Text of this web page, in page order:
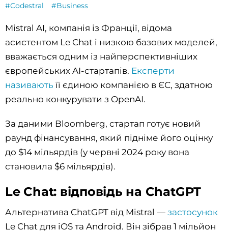
#Codestral
#Business
Mistral AI, компанія із Франції, відома
асистентом Le Chat і низкою базових моделей,
вважається одним із найперспективніших
європейських AI-стартапів. Експерти
називають її єдиною компанією в ЄС, здатною
реально конкурувати з OpenAI.
За даними Bloomberg, стартап готує новий
раунд фінансування, який підніме його оцінку
до $14 мільярдів (у червні 2024 року вона
становила $6 мільярдів).
Le Chat: відповідь на ChatGPT
Альтернатива ChatGPT від Mistral — застосунок
Le Chat для iOS та Android. Він зібрав 1 мільйон